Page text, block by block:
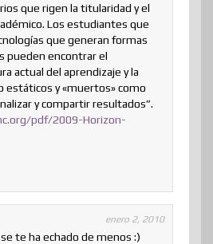
que rigen la titularidad y el
Los estudiantes que
que generan formas
pueden encontrar el
actual del aprendizaje y la
estáticos y «muertos» como
y compartir resultados”.
pdf/2009-Horizon-
enero 2, 2010
te ha echado de menos :)